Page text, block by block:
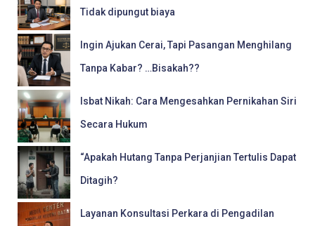
Tidak dipungut biaya
Ingin Ajukan Cerai, Tapi Pasangan Menghilang
Tanpa Kabar? …Bisakah??
Isbat Nikah: Cara Mengesahkan Pernikahan Siri
Secara Hukum
“Apakah Hutang Tanpa Perjanjian Tertulis Dapat
Ditagih?
Layanan Konsultasi Perkara di Pengadilan